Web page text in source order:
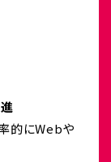
的にWebや